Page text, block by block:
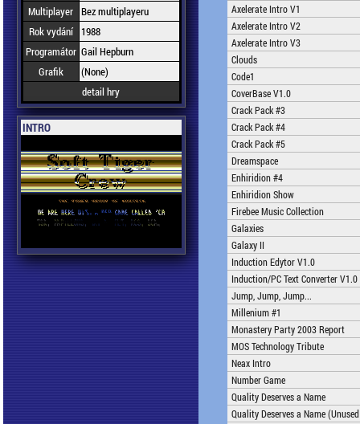
Multiplayer Bez multiplayeru
Rok vydání
1988
Programátor Gail Hepburn
Grafik
(None)
detail hry
INTRO
Axelerate Intro V1
Axelerate Intro V2
Axelerate Intro V3
Clouds
Code1
CoverBase V1.0
Crack Pack #3
Crack Pack #4
Crack Pack #5
Dreamspace
Enhiridion #4
Enhiridion Show
Firebee Music Collection
Galaxies
Galaxy II
Induction Edytor V1.0
Induction/PC Text Converter V1.0
Jump, Jump, Jump...
Millenium #1
Monastery Party 2003 Report
MOS Technology Tribute
Neax Intro
Number Game
Quality Deserves a Name
Quality Deserves a Name